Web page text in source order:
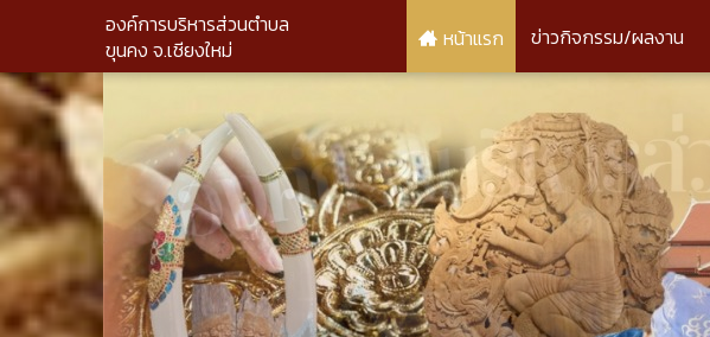
องค์การบริหารส่วนตำบล
ขุนคง จ.เชียงใหม่
หน้าแรก ข่าวกิจกรรม/ผลงาน